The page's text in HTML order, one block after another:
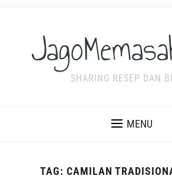
SHARING RESEP DAN
MENU
TAG: CAMILAN